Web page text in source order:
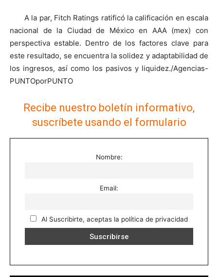
A la par, Fitch Ratings ratificó la calificación en escala
nacional de la Ciudad de México en AAA (mex) con
perspectiva estable. Dentro de los factores clave para
este resultado, se encuentra la solidez y adaptabilidad de
los ingresos, así como los pasivos y liquidez./Agencias-
PUNTOporPUNTO
Recibe nuestro boletín informativo,
suscríbete usando el formulario
Nombre:
Email:
Al Suscribirte, aceptas la política de privacidad